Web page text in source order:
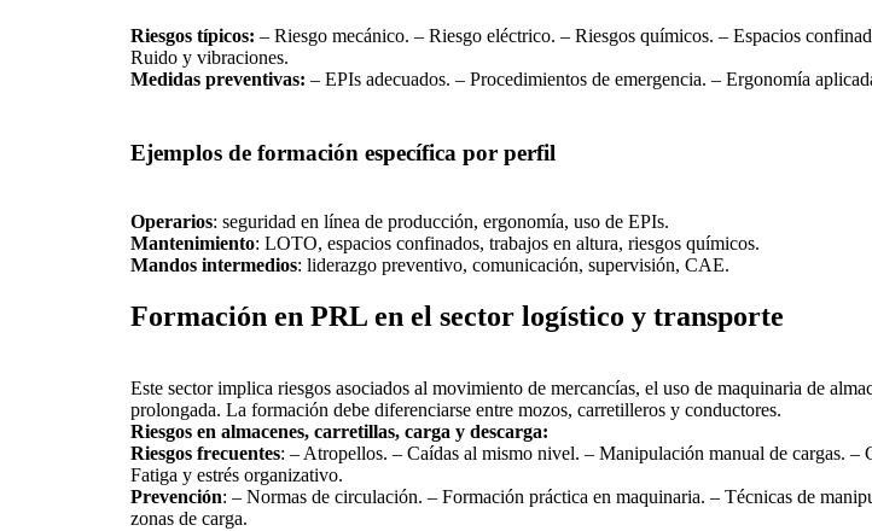
Riesgos típicos: – Riesgo mecánico. – Riesgo eléctrico. – Riesgos químicos. – Espacios
Ruido y vibraciones.
Medidas preventivas: – EPIs adecuados. – Procedimientos de emergencia. – Ergonomía
Ejemplos de formación específica por perfil
Operarios: seguridad en línea de producción, ergonomía, uso de EPIs.
Mantenimiento: LOTO, espacios confinados, trabajos en altura, riesgos químicos.
Mandos intermedios: liderazgo preventivo, comunicación, supervisión, CAE.
Formación en PRL en el sector logístico y transporte
Este sector implica riesgos asociados al movimiento de mercancías, el uso de maquinaria de
prolongada. La formación debe diferenciarse entre mozos, carretilleros y conductores.
Riesgos en almacenes, carretillas, carga y descarga:
Riesgos frecuentes: – Atropellos. – Caídas al mismo nivel. – Manipulación manual de cargas. –
Fatiga y estrés organizativo.
Prevención: – Normas de circulación. – Formación práctica en maquinaria. – Técnicas de
zonas de carga.